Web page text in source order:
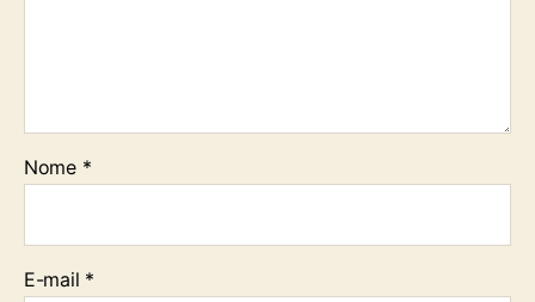
Nome *
E-mail *